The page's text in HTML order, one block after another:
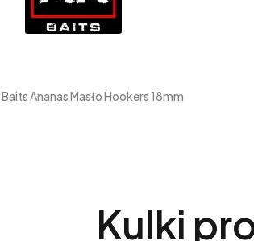
Ananas Masło Hookers 18mm
Kulki